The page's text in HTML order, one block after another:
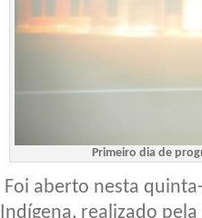
Primeiro dia de
Foi aberto nesta
Indígena, realizado